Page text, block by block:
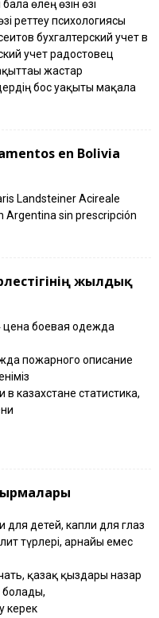
өлең өзін өзі
реттеу психологиясы
бухгалтерский учет в
учет радостовец
жастар
бос уақыты мақала
en Bolivia
Landsteiner Acireale
Argentina sin prescripción
жылдық
цена боевая одежда
пожарного описание
казахстане статистика,
для детей, капли для глаз
түрлері, арнайы емес
қазақ қыздары назар
керек